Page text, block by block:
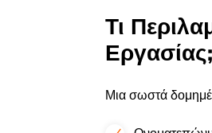
Τι
Εργασίας;
Μια σωστά